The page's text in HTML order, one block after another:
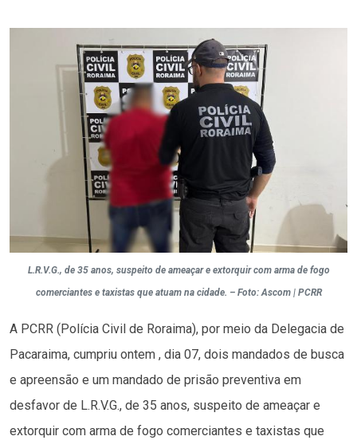
L.R.V.G., de 35 anos, suspeito de ameaçar e extorquir com arma de fogo
comerciantes e taxistas que atuam na cidade. – Foto: Ascom | PCRR
A PCRR (Polícia Civil de Roraima), por meio da Delegacia de
Pacaraima, cumpriu ontem , dia 07, dois mandados de busca
e apreensão e um mandado de prisão preventiva em
desfavor de L.R.V.G., de 35 anos, suspeito de ameaçar e
extorquir com arma de fogo comerciantes e taxistas que